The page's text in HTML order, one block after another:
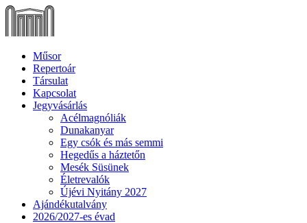
Műsor
Repertoár
Társulat
Kapcsolat
Jegyvásárlás
Acélmagnóliák
Dunakanyar
Egy csók és más semmi
Hegedűs a háztetőn
Mesék Süsünek
Életrevalók
Újévi Nyitány 2027
Ajándékutalvány
2026/2027-es évad